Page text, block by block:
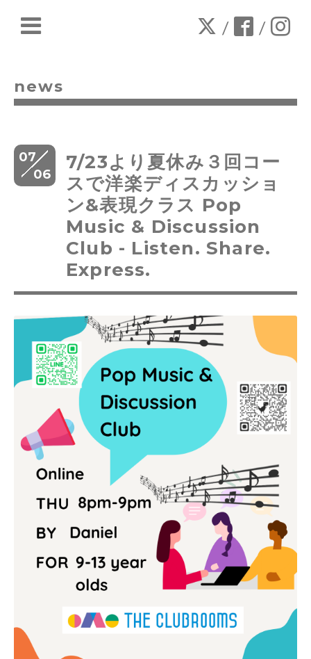
/ /
news
07
06
7/23より夏休み３回コー
スで洋楽ディスカッショ
ン&表現クラス Pop
Music & Discussion
Club - Listen. Share.
Express.